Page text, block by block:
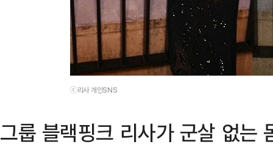
ⓒ리사 개인SNS
그룹 블랙핑크 리사가 군살 없는